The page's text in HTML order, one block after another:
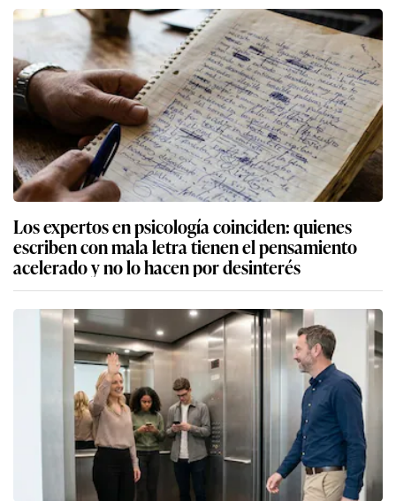
Los expertos en psicología coinciden: quienes
escriben con mala letra tienen el pensamiento
acelerado y no lo hacen por desinterés